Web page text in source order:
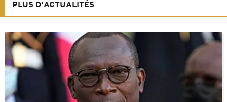
PLUS D'ACTUALITÉS